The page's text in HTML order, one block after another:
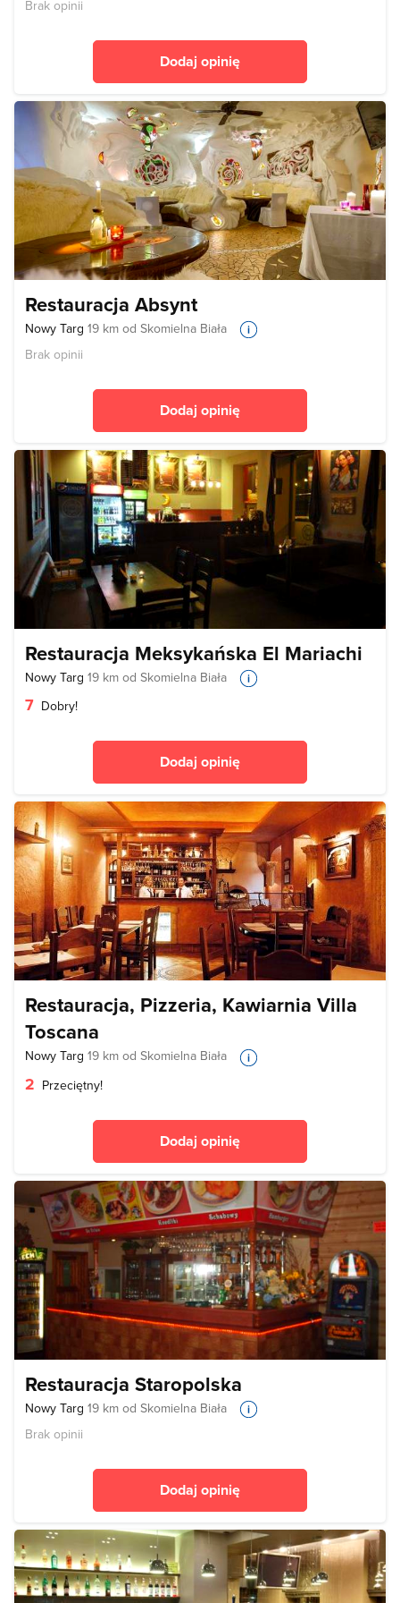
Brak opinii
Dodaj opinię
Restauracja Absynt
Nowy Targ 19 km od Skomielna Biała
Brak opinii
Dodaj opinię
Restauracja Meksykańska El Mariachi
Nowy Targ 19 km od Skomielna Biała
7 Dobry!
Dodaj opinię
Restauracja, Pizzeria, Kawiarnia Villa
Toscana
Nowy Targ 19 km od Skomielna Biała
2 Przeciętny!
Dodaj opinię
Restauracja Staropolska
Nowy Targ 19 km od Skomielna Biała
Brak opinii
Dodaj opinię